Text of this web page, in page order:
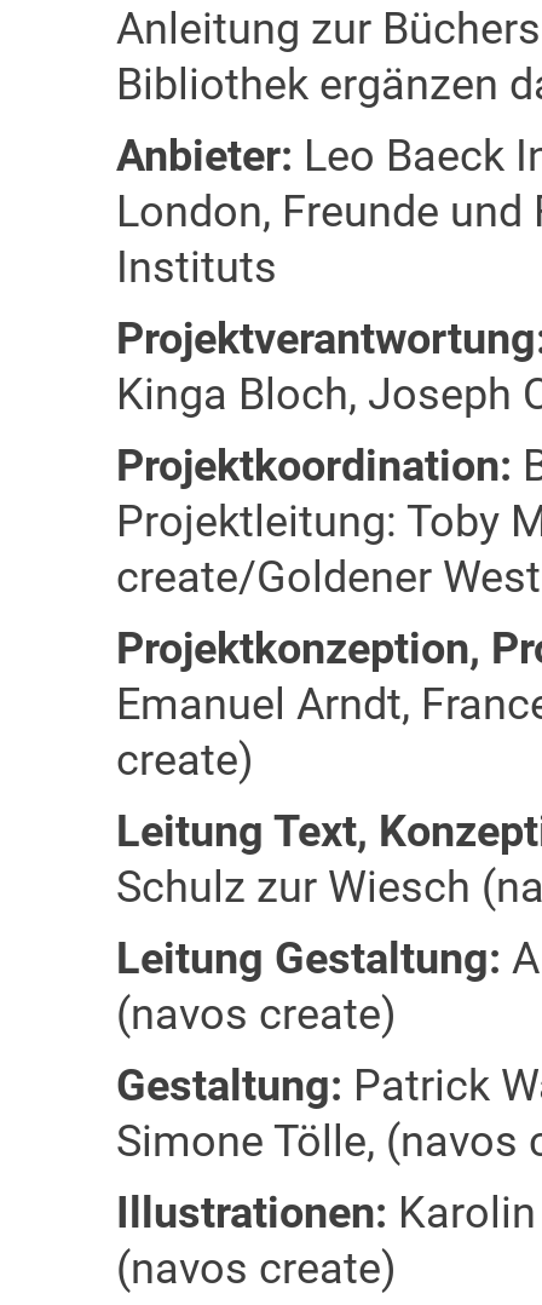
Anleitung zur
Bibliothek ergänzen
Anbieter: Leo Baeck
London, Freunde
Instituts
Kinga Bloch, Joseph
Projektkoordination:
Projektleitung: Toby
create/Goldener
Projektkonzeption,
Emanuel Arndt,
create)
Leitung Text,
Schulz zur Wiesch
Leitung Gestaltung:
(navos create)
Gestaltung: Patrick
Simone Tölle, (navos
Illustrationen:
(navos create)